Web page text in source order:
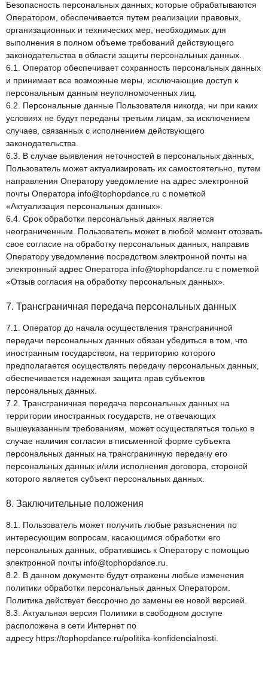
Безопасность персональных данных, которые обрабатываются
Оператором, обеспечивается путем реализации правовых,
организационных и технических мер, необходимых для
выполнения в полном объеме требований действующего
законодательства в области защиты персональных данных.
6.1. Оператор обеспечивает сохранность персональных данных
и принимает все возможные меры, исключающие доступ к
персональным данным неуполномоченных лиц.
6.2. Персональные данные Пользователя никогда, ни при каких
условиях не будут переданы третьим лицам, за исключением
случаев, связанных с исполнением действующего
законодательства.
6.3. В случае выявления неточностей в персональных данных,
Пользователь может актуализировать их самостоятельно, путем
направления Оператору уведомление на адрес электронной
почты Оператора info@tophopdance.ru с пометкой
«Актуализация персональных данных».
6.4. Срок обработки персональных данных является
неограниченным. Пользователь может в любой момент отозвать
свое согласие на обработку персональных данных, направив
Оператору уведомление посредством электронной почты на
электронный адрес Оператора info@tophopdance.ru с пометкой
«Отзыв согласия на обработку персональных данных».
7. Трансграничная передача персональных данных
7.1. Оператор до начала осуществления трансграничной
передачи персональных данных обязан убедиться в том, что
иностранным государством, на территорию которого
предполагается осуществлять передачу персональных данных,
обеспечивается надежная защита прав субъектов
персональных данных.
7.2. Трансграничная передача персональных данных на
территории иностранных государств, не отвечающих
вышеуказанным требованиям, может осуществляться только в
случае наличия согласия в письменной форме субъекта
персональных данных на трансграничную передачу его
персональных данных и/или исполнения договора, стороной
которого является субъект персональных данных.
8. Заключительные положения
8.1. Пользователь может получить любые разъяснения по
интересующим вопросам, касающимся обработки его
персональных данных, обратившись к Оператору с помощью
электронной почты info@tophopdance.ru
8.2. В данном документе будут отражены любые изменения
политики обработки персональных данных Оператором.
Политика действует бессрочно до замены ее новой версией.
8.3. Актуальная версия Политики в свободном доступе
расположена в сети Интернет по
адресу https://tophopdance.ru/politika-konfidencialnosti